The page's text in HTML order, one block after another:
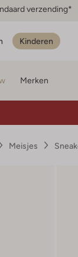
verzending*
Kinderen
Merken
Meisjes